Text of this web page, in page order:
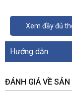
Xem đầy đủ
Hướng dẫn
ĐÁNH GIÁ VỀ SẢN